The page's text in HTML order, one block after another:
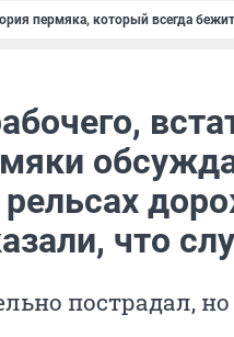
пермяка, который всегда бежит
что
пострадал,